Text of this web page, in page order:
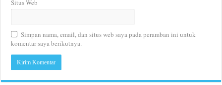
Situs Web
Simpan nama, email, dan situs web saya pada peramban ini untuk
komentar saya berikutnya.